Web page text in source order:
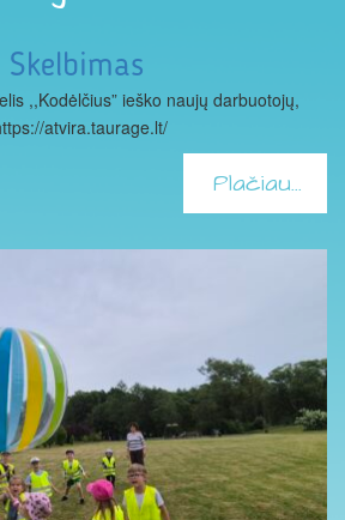
Skelbimas
,,Kodėlčius” ieško naujų darbuotojų,
atvira.taurage.lt/
Plačiau...